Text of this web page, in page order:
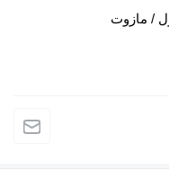
/ مازوت